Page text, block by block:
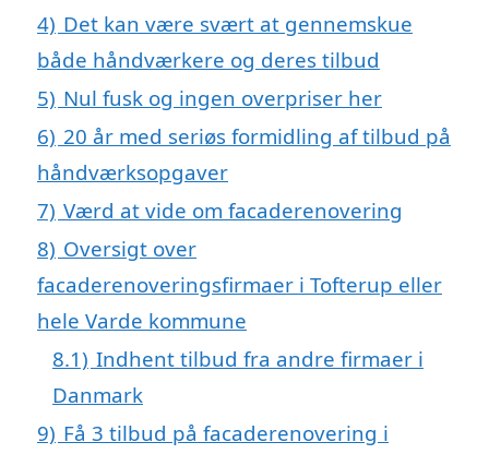
4) Det kan være svært at gennemskue
både håndværkere og deres tilbud
5) Nul fusk og ingen overpriser her
6) 20 år med seriøs formidling af tilbud på
håndværksopgaver
7) Værd at vide om facaderenovering
8) Oversigt over
facaderenoveringsfirmaer i Tofterup eller
hele Varde kommune
8.1) Indhent tilbud fra andre firmaer i
Danmark
9) Få 3 tilbud på facaderenovering i